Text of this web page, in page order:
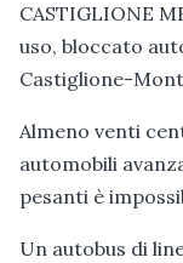
CASTIGLIONE
uso, bloccato
Castiglione-
Almeno venti
automobili
pesanti è
Un autobus di